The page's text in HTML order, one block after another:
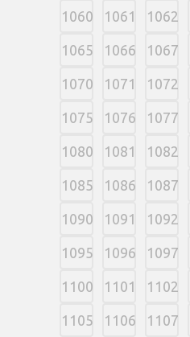
1060 1061 1062
1065 1066 1067
1070 1071 1072
1075 1076 1077
1080 1081 1082
1085 1086 1087
1090 1091 1092
1095 1096 1097
1100 1101 1102
1105 1106 1107